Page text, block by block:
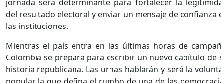
jornada será determinante para fortalecer la
del resultado electoral y enviar un mensaje de confianza
las instituciones.
Mientras el país entra en las últimas horas de
Colombia se prepara para escribir un nuevo capítulo de
historia republicana. Las urnas hablarán y será la